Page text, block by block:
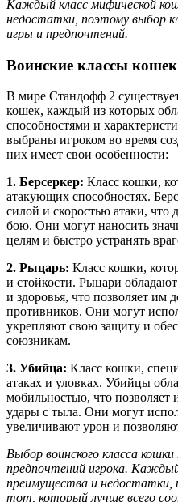
Каждый класс мифической
недостатки, поэтому выбор
игры и предпочтений.
Воинские классы кошек
В мире Стандофф 2
кошек, каждый из которых
способностями и
выбраны игроком во время
них имеет свои особенности:
1. Берсеркер: Класс кошки,
атакующих способностях.
силой и скоростью атаки,
бою. Они могут наносить
целям и быстро устранять
2. Рыцарь: Класс кошки,
и стойкости. Рыцари
и здоровья, что позволяет им
противников. Они могут
укрепляют свою защиту и
союзникам.
3. Убийца: Класс кошки,
атаках и уловках. Убийцы
мобильностью, что позволяет
удары с тыла. Они могут
увеличивают урон и
Выбор воинского класса
предпочтений игрока.
преимущества и недостатки,
тот, который лучше всего